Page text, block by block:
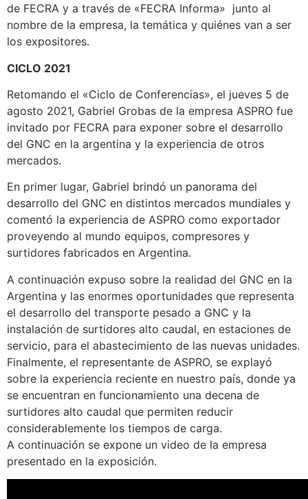
de FECRA y a través de «FECRA Informa» junto al
nombre de la empresa, la temática y quiénes van a ser
los expositores.
CICLO 2021
Retomando el «Ciclo de Conferencias», el jueves 5 de
agosto 2021, Gabriel Grobas de la empresa ASPRO fue
invitado por FECRA para exponer sobre el desarrollo
del GNC en la argentina y la experiencia de otros
mercados.
En primer lugar, Gabriel brindó un panorama del
desarrollo del GNC en distintos mercados mundiales y
comentó la experiencia de ASPRO como exportador
proveyendo al mundo equipos, compresores y
surtidores fabricados en Argentina.
A continuación expuso sobre la realidad del GNC en la
Argentina y las enormes oportunidades que representa
el desarrollo del transporte pesado a GNC y la
instalación de surtidores alto caudal, en estaciones de
servicio, para el abastecimiento de las nuevas unidades.
Finalmente, el representante de ASPRO, se explayó
sobre la experiencia reciente en nuestro país, donde ya
se encuentran en funcionamiento una decena de
surtidores alto caudal que permiten reducir
considerablemente los tiempos de carga.
A continuación se expone un video de la empresa
presentado en la exposición.